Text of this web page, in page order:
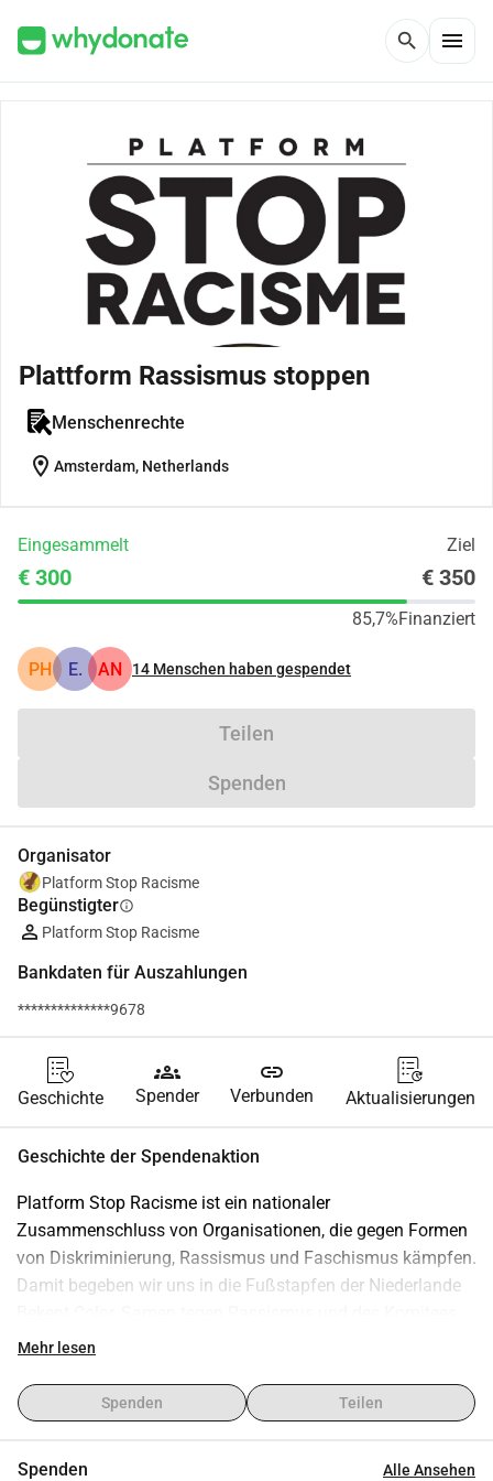
search menu
Plattform Rassismus stoppen
Menschenrechte
location_on Amsterdam, Netherlands
Eingesammelt Ziel
€ 300 € 350
85,7%Finanziert
PH E. AN 14 Menschen haben gespendet
Teilen
Spenden
Organisator
Platform Stop Racisme
Begünstigterinfo
Platform Stop Racisme
Bankdaten für Auszahlungen
**************9678
Geschichte
groups
Spender
link
Verbunden Aktualisierungen
Geschichte der Spendenaktion
Platform Stop Racisme ist ein nationaler
Zusammenschluss von Organisationen, die gegen Formen
von Diskriminierung, Rassismus und Faschismus kämpfen.
Damit begeben wir uns in die Fußstapfen der Niederlande
21. März.
verbreitern und auszubauen, um stärker gegen
institutionellen Rassismus und die extreme Rechte
Mehr lesen
Spenden Teilen
Spenden Alle Ansehen